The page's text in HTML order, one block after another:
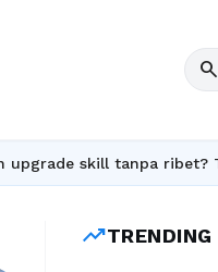
search
skill tanpa ribet?
trending_up